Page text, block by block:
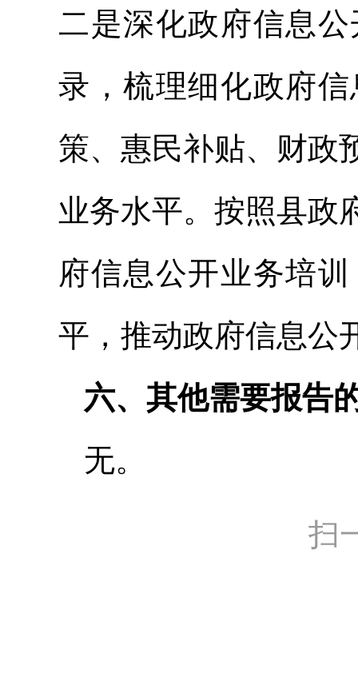
二是深化政府信息
录，梳理细化政府
策、惠民补贴、财政
业务水平。按照县政
府信息公开业务培
平，推动政府信息公
六、其他需要报告
无。
扫